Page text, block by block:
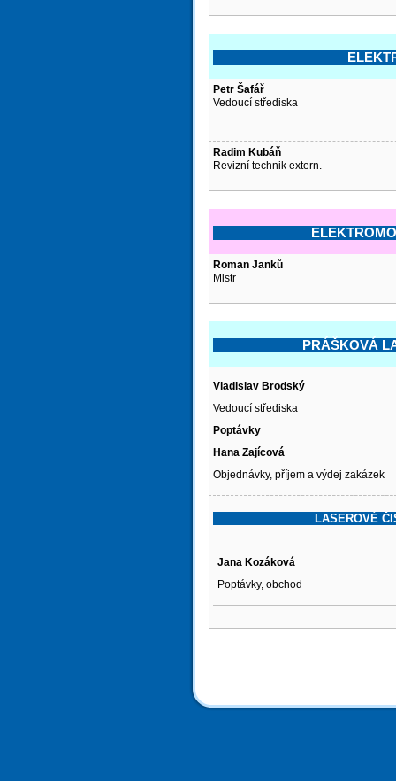
Petr Šafář
Vedoucí střediska
Radim Kubáň
Revizní technik extern.
Roman Janků
Mistr
PRÁŠKOVÁ
Vladislav Brodský
Vedoucí střediska
Poptávky
Hana Zajícová
Objednávky, příjem a výdej zakázek
LASEROVÉ
Jana Kozáková
Poptávky, obchod